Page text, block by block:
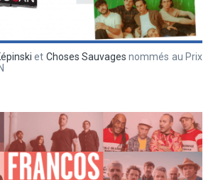
et Choses Sauvages nommés au Prix